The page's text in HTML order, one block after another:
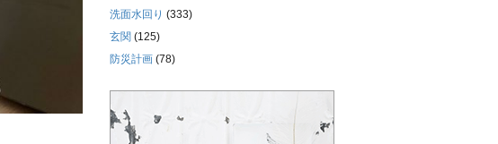
洗面水回り (333)
玄関 (125)
防災計画 (78)